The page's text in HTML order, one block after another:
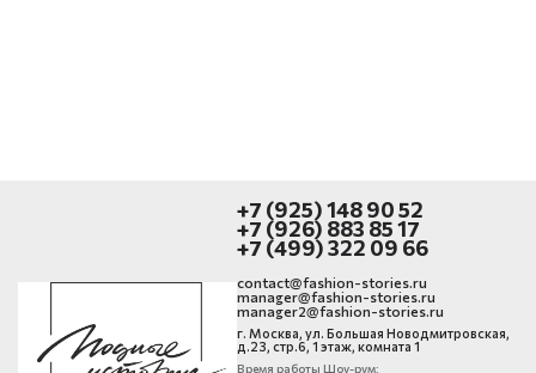
+7 (925) 148 90 52
+7 (926) 883 85 17
+7 (499) 322 09 66
contact@fashion-stories.ru
manager@fashion-stories.ru
manager2@fashion-stories.ru
г. Москва, ул. Большая Новодмитровская,
д.23, стр.6, 1 этаж, комната 1
Время работы Шоу-рум: